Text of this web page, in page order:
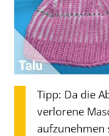
Tipp: Da die
verlorene
aufzunehmen